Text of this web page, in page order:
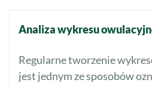
Analiza wykresu
Regularne tworzenie
jest jednym ze sposobów